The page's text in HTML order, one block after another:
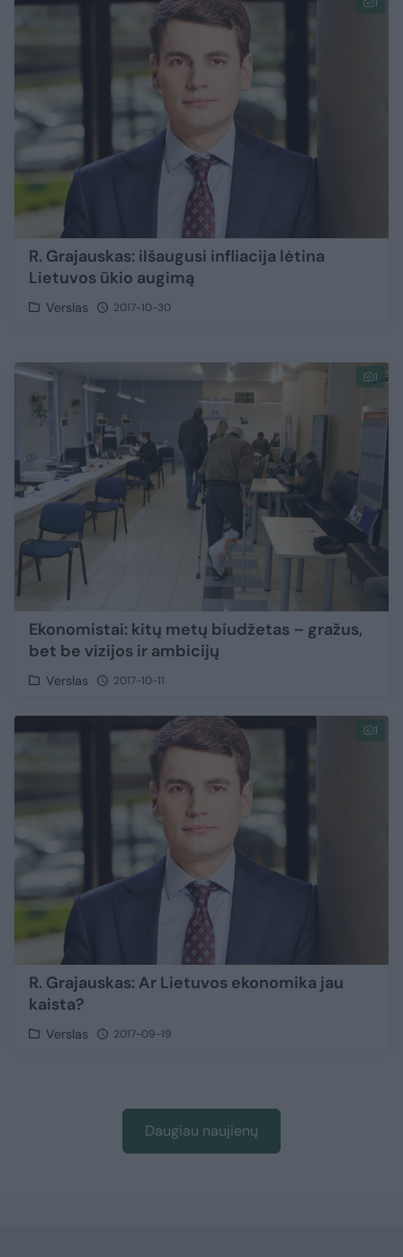
1
R. Grajauskas: iIšaugusi infliacija lėtina
Lietuvos ūkio augimą
Verslas 2017-10-30
1
Ekonomistai: kitų metų biudžetas – gražus,
bet be vizijos ir ambicijų
Verslas 2017-10-11
1
R. Grajauskas: Ar Lietuvos ekonomika jau
kaista?
Verslas 2017-09-19
Daugiau naujienų